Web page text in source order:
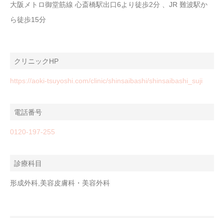
大阪メトロ御堂筋線 心斎橋駅出口6より徒歩2分 、JR 難波駅か
ら徒歩15分
クリニックHP
https://aoki-tsuyoshi.com/clinic/shinsaibashi/shinsaibashi_suji
電話番号
0120-197-255
診療科目
形成外科,美容皮膚科・美容外科